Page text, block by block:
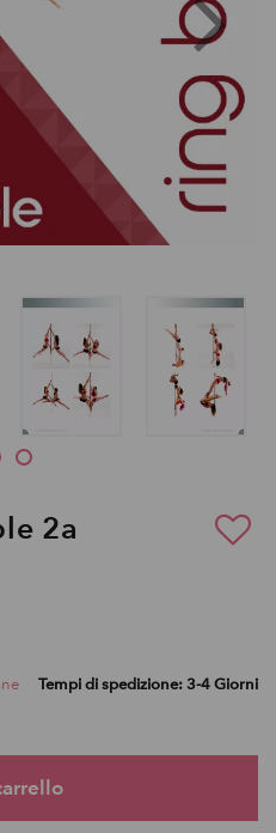
2a
Tempi di spedizione: 3-4 Giorni